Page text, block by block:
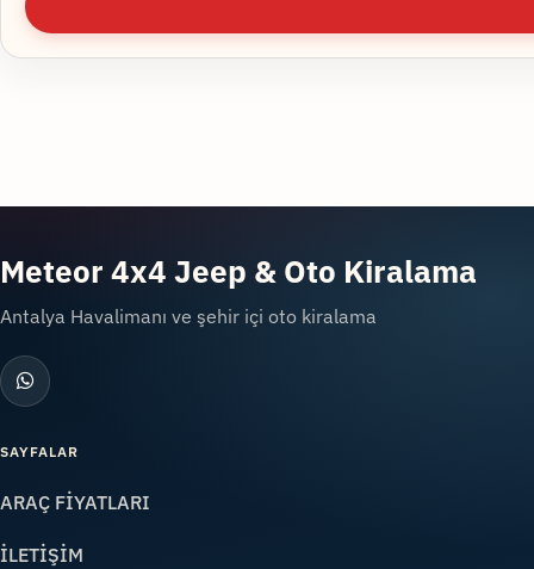
Meteor 4x4 Jeep & Oto Kiralama
Antalya Havalimanı ve şehir içi oto kiralama
SAYFALAR
ARAÇ FİYATLARI
İLETİŞİM